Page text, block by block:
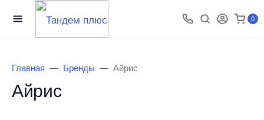
0
Главная Бренды Айрис
Айрис